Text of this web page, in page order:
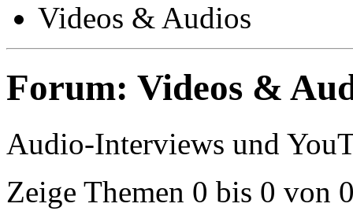
Videos & Audios
Forum: Videos &
Audio-Interviews und
Zeige Themen 0 bis 0 von